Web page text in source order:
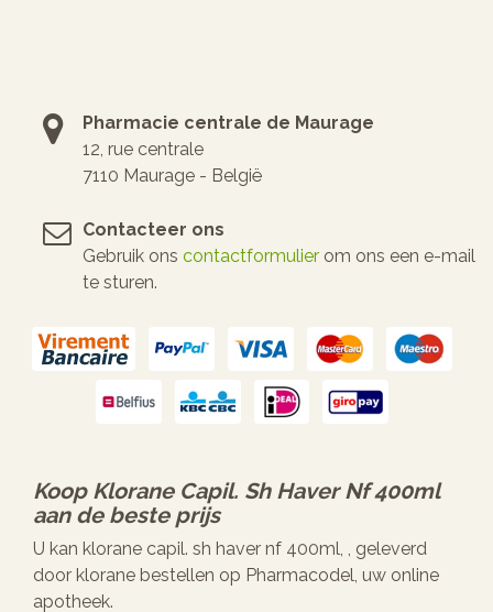
Pharmacie centrale de Maurage
12, rue centrale
7110 Maurage - België
Contacteer ons
Gebruik ons contactformulier om ons een e-mail
te sturen.
Koop Klorane Capil. Sh Haver Nf 400ml
aan de beste prijs
U kan klorane capil. sh haver nf 400ml, , geleverd
door klorane bestellen op Pharmacodel, uw online
apotheek.